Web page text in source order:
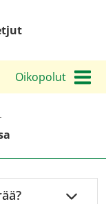
Oikopolut